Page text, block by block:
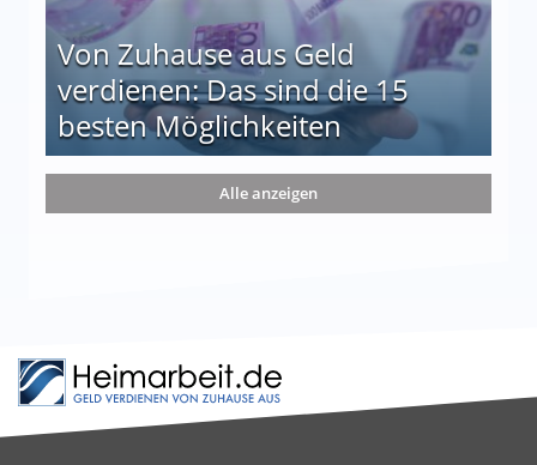
Von Zuhause aus Geld
verdienen: Das sind die 15
besten Möglichkeiten
die 15 besten Möglichkeiten
Alle anzeigen